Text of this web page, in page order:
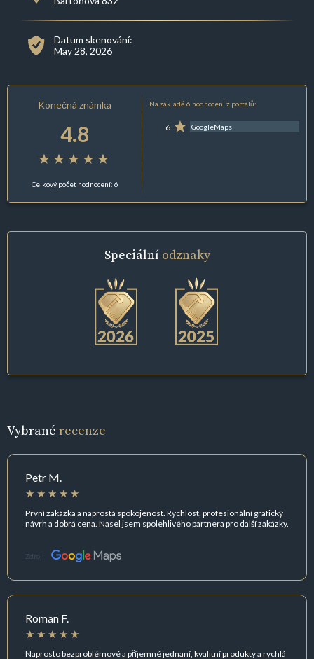
Datum skenování:
May 28, 2026
Konečná známka
4.8
Celkový počet hodnocení: 6
Na základě 6 hodnocení z portálů:
6 GoogleMaps
Speciální odznaky
Vybrané recenze
Petr M.
První zakázka a naprostá spokojenost. Rychlost, profesionální grafický
návrh a dobrá cena. Nasel jsem spolehlivého partnera pro další zakázky.
Zdroj:
Roman F.
Naprosto bezproblémové a příjemné jednaní, kvalitní produkty a rychlá